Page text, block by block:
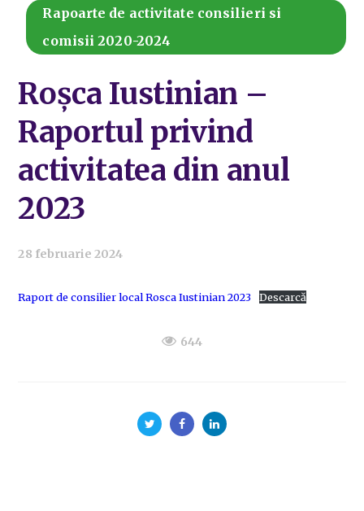
Rapoarte de activitate consilieri si
comisii 2020-2024
Roșca Iustinian –
Raportul privind
activitatea din anul
2023
28 februarie 2024
Raport de consilier local Rosca Iustinian 2023 Descarcă
644